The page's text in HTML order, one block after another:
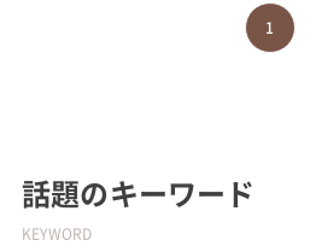
1
話題のキーワード
KEYWORD